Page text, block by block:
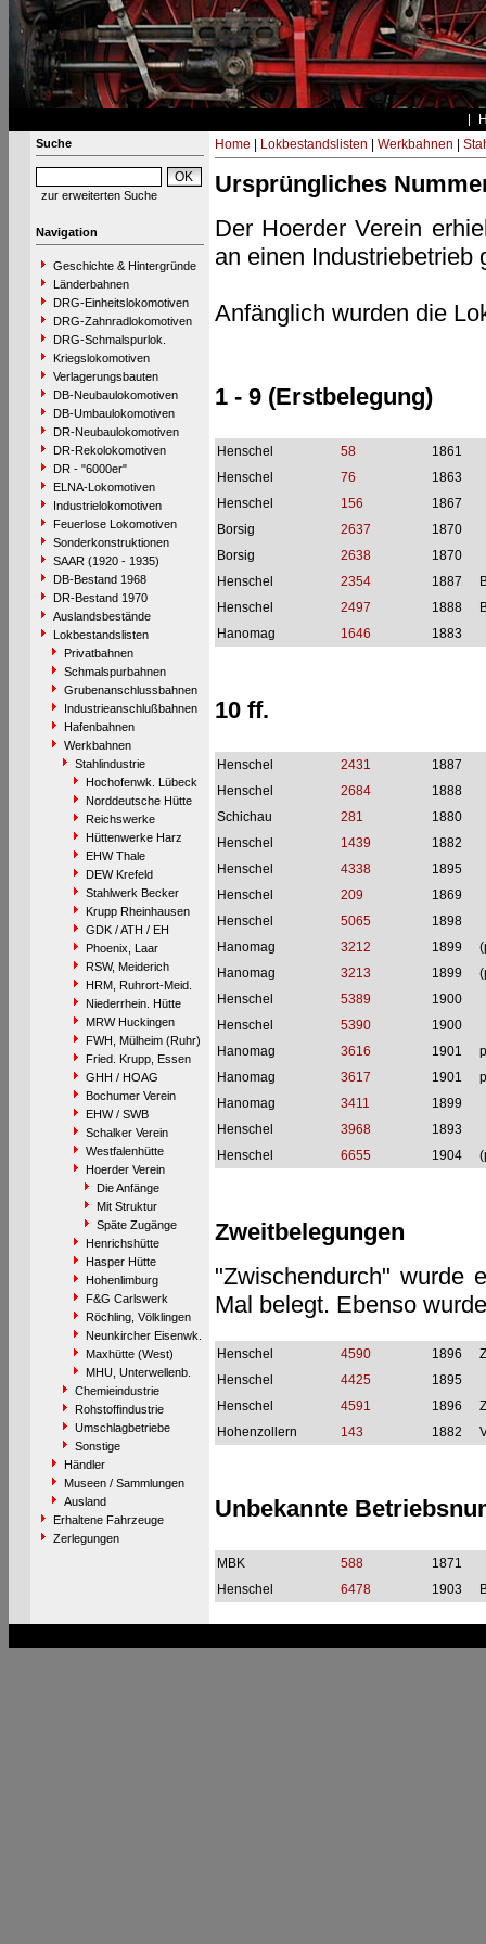
Suche
zur erweiterten Suche
Navigation
Geschichte & Hintergründe
Länderbahnen
DRG-Einheitslokomotiven
DRG-Zahnradlokomotiven
DRG-Schmalspurlok.
Kriegslokomotiven
Verlagerungsbauten
DB-Neubaulokomotiven
DB-Umbaulokomotiven
DR-Neubaulokomotiven
DR-Rekolokomotiven
DR - "6000er"
ELNA-Lokomotiven
Industrielokomotiven
Feuerlose Lokomotiven
Sonderkonstruktionen
SAAR (1920 - 1935)
DB-Bestand 1968
DR-Bestand 1970
Auslandsbestände
Lokbestandslisten
Privatbahnen
Schmalspurbahnen
Grubenanschlussbahnen
Industrieanschlußbahnen
Hafenbahnen
Werkbahnen
Stahlindustrie
Hochofenwk. Lübeck
Norddeutsche Hütte
Reichswerke
Hüttenwerke Harz
EHW Thale
DEW Krefeld
Stahlwerk Becker
Krupp Rheinhausen
GDK / ATH / EH
Phoenix, Laar
RSW, Meiderich
HRM, Ruhrort-Meid.
Niederrhein. Hütte
MRW Huckingen
FWH, Mülheim (Ruhr)
Fried. Krupp, Essen
GHH / HOAG
Bochumer Verein
EHW / SWB
Schalker Verein
Westfalenhütte
Hoerder Verein
Die Anfänge
Mit Struktur
Späte Zugänge
Henrichshütte
Hasper Hütte
Hohenlimburg
F&G Carlswerk
Röchling, Völklingen
Neunkircher Eisenwk.
Maxhütte (West)
MHU, Unterwellenb.
Chemieindustrie
Rohstoffindustrie
Umschlagbetriebe
Sonstige
Händler
Museen / Sammlungen
Ausland
Erhaltene Fahrzeuge
Zerlegungen
Home Lokbestandslisten Werkbahnen
Ursprüngliches
Der Hoerder Verein
an einen Industriebetrieb
Anfänglich wurden die
1 - 9 (Erstbelegung)
Henschel 58
1861
Henschel
76
1863
Henschel
156
1867
Borsig
2637
1870
Borsig
2638
1870
Henschel
2354 1887
Henschel
2497 1888
Hanomag
1646 1883
10 ff.
Henschel 2431
1887
Henschel
2684
1888
Schichau
281
1880
Henschel
1439
1882
Henschel
4338
1895
Henschel
209
1869
Henschel
5065
1898
Hanomag
3212 1899
Hanomag
3213 1899
Henschel
5389
1900
Henschel
5390
1900
Hanomag
3616 1901
Hanomag
3617 1901
Hanomag
3411
1899
Henschel
3968
1893
Henschel
6655 1904
Zweitbelegungen
"Zwischendurch" wurde
Mal belegt. Ebenso
Henschel 4590 1896
Henschel
4425
1895
Henschel
4591 1896
Hohenzollern
143 1882
Unbekannte
MBK 588
1871
Henschel
6478 1903